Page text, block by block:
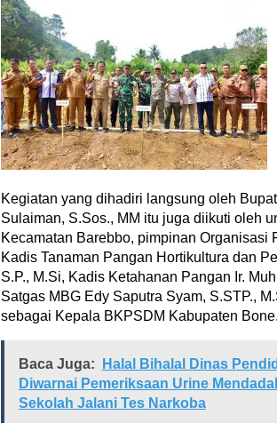
Kegiatan yang dihadiri langsung oleh
Sulaiman, S.Sos., MM itu juga diikuti oleh
Kecamatan Barebbo, pimpinan Organisasi
Kadis Tanaman Pangan Hortikultura dan
S.P., M.Si, Kadis Ketahanan Pangan Ir.
Satgas MBG Edy Saputra Syam, S.STP.,
sebagai Kepala BKPSDM Kabupaten Bone.
Baca Juga:
Halal Bihalal Dinas
Diwarnai Pemeriksaan Urine
Sekolah Jalani Tes Narkoba